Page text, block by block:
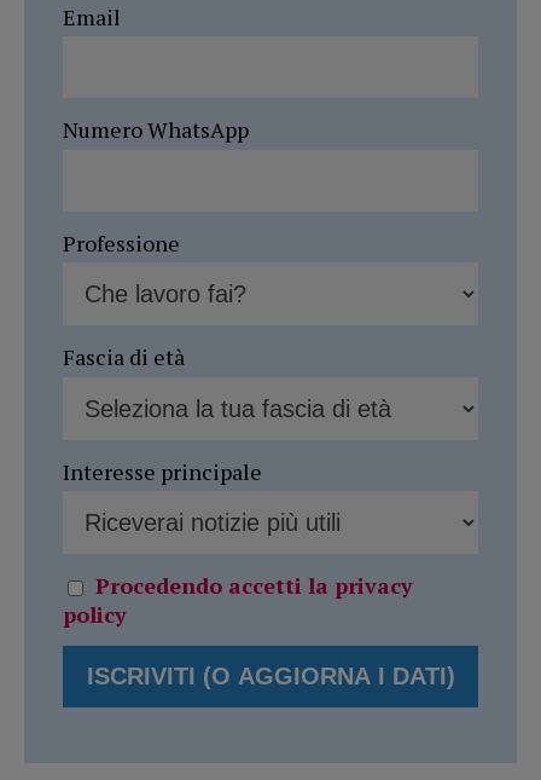
Email
Numero WhatsApp
Professione
Fascia di età
Interesse principale
Procedendo accetti la privacy
policy